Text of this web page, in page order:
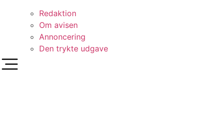
Redaktion
Om avisen
Annoncering
Den trykte udgave